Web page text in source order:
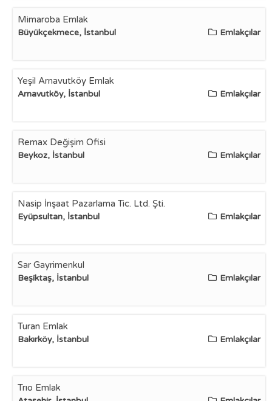
Mimaroba Emlak
Büyükçekmece, İstanbul Emlakçılar
Yeşil Arnavutköy Emlak
Arnavutköy, İstanbul Emlakçılar
Remax Değişim Ofisi
Beykoz, İstanbul Emlakçılar
Nasip İnşaat Pazarlama Tic. Ltd. Şti.
Eyüpsultan, İstanbul Emlakçılar
Sar Gayrimenkul
Beşiktaş, İstanbul Emlakçılar
Turan Emlak
Bakırköy, İstanbul Emlakçılar
Trıo Emlak